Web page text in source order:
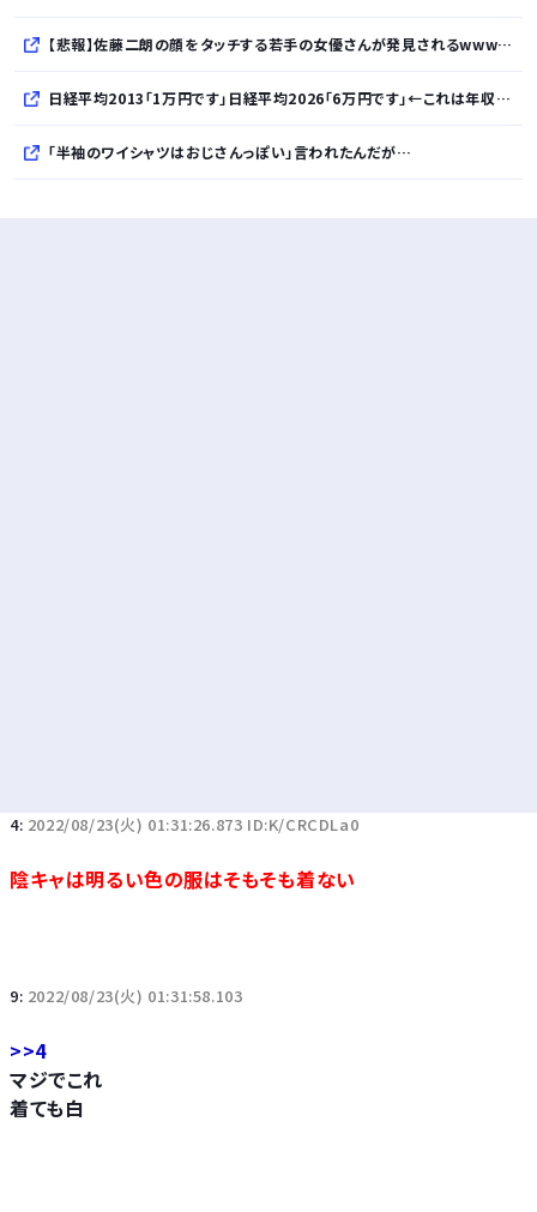
【悲報】佐藤二朗の顔をタッチする若手の女優さんが発見されるwwwwwwwwwwwwww
日経平均2013「1万円です」日経平均2026「6万円です」←これは年収爆上がりしたんやろなぁ…
「半袖のワイシャツはおじさんっぽい」言われたんだが…
4: 2022/08/23(火) 01:31:26.873 ID:K/CRCDLa0
陰キャは明るい色の服はそもそも着ない
9: 2022/08/23(火) 01:31:58.103
>>4
マジでこれ
着ても白